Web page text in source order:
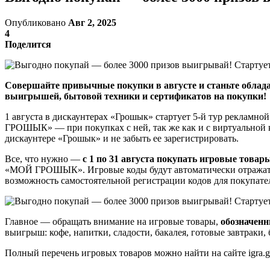
Опубликовано Авг 2, 2025
4
Поделится
Совершайте привычные покупки в августе и станьте
выигрышей, бытовой техники и сертификатов на покупки!
1 августа в дискаунтерах «Грошык» стартует 5-й тур
ГРОШЫК» — при покупках с ней, так же как и с виртуальной
дискаунтере «Грошык» и не забыть ее зарегистрировать.
Все, что нужно — с 1 по 31 августа покупать игровые
«МОЙ ГРОШЫК». Игровые коды будут автоматически
возможность самостоятельной регистрации кодов для
Главное — обращать внимание на игровые товары,
выигрыш: кофе, напитки, сладости, бакалея, готовые
Полный перечень игровых товаров можно найти на сайте